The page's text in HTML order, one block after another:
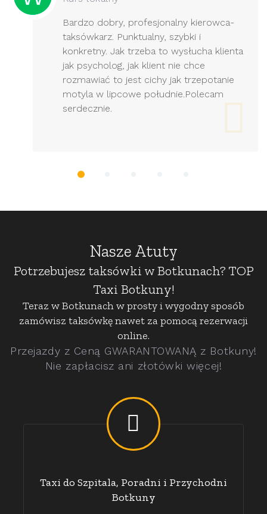
Bardzo dobry, profesjonalny kierowca-
taksówkarz. Punktualny, szybki i
konkretny. Jak trzeba to wysłucha klienta
jak psycholog, jak klient nie chce
rozmawiać to jest cichy jak trzepotanie
motyla w lipcowe południe.Polecam
serdecznie.
Nasze Atuty
Potrzebujesz taksówki w Botkunach? TOP
Taxi Botkuny!
Teraz w Botkunach w prosty i wygodny sposób
zamówisz taksówkę nawet za pomocą rezerwacji
online.
Przejazdy z Ceną GWARANTOWANĄ z Botkuny!
Nie zapłacisz ani złotówki więcej!
Taxi do Szpitala, Poradni i Przychodni
Botkuny